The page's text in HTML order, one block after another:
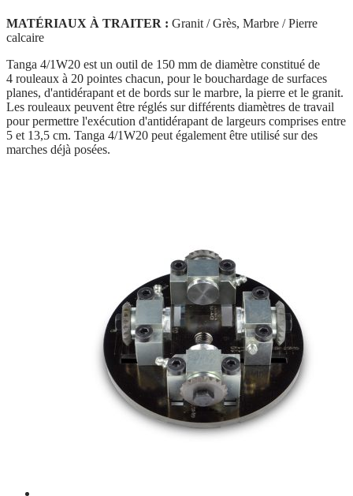
MATÉRIAUX À TRAITER : Granit / Grès, Marbre / Pierre
calcaire
Tanga 4/1W20 est un outil de 150 mm de diamètre constitué de
4 rouleaux à 20 pointes chacun, pour le bouchardage de surfaces
planes, d'antidérapant et de bords sur le marbre, la pierre et le granit.
Les rouleaux peuvent être réglés sur différents diamètres de travail
pour permettre l'exécution d'antidérapant de largeurs comprises entre
5 et 13,5 cm. Tanga 4/1W20 peut également être utilisé sur des
marches déjà posées.